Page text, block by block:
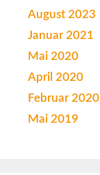
August 2023
Januar 2021
Mai 2020
April 2020
Februar 2020
Mai 2019